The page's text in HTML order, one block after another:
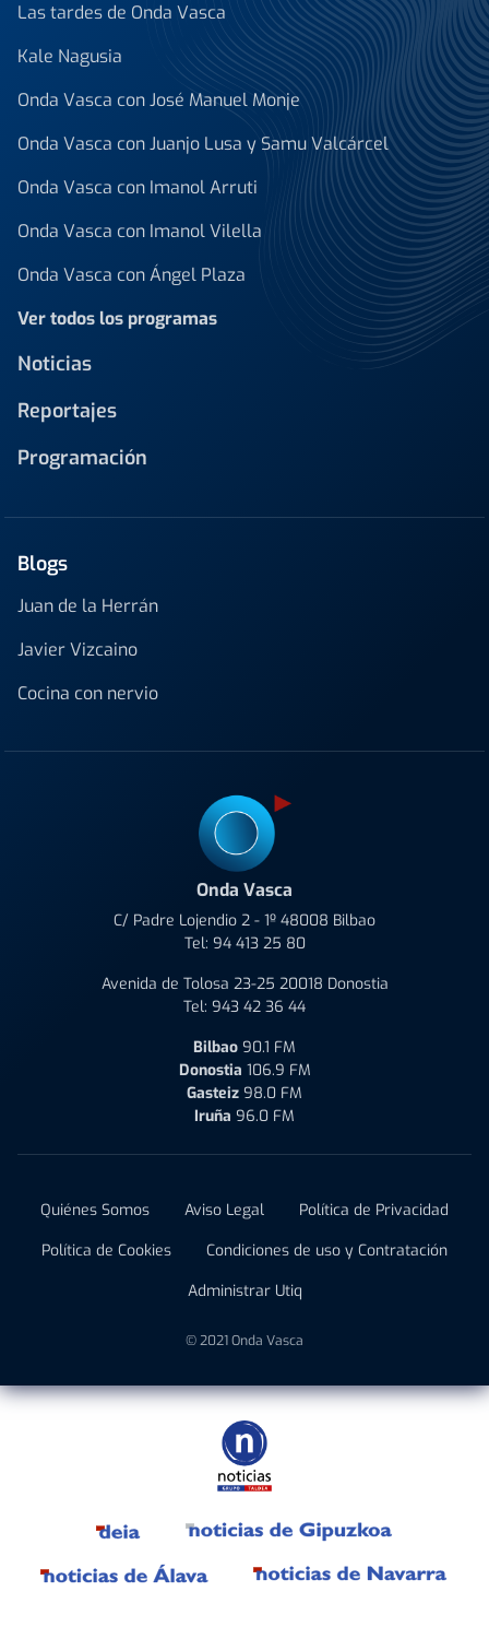
Las tardes de Onda Vasca
Kale Nagusia
Onda Vasca con José Manuel Monje
Onda Vasca con Juanjo Lusa y Samu Valcárcel
Onda Vasca con Imanol Arruti
Onda Vasca con Imanol Vilella
Onda Vasca con Ángel Plaza
Ver todos los programas
Noticias
Reportajes
Programación
Blogs
Juan de la Herrán
Javier Vizcaino
Cocina con nervio
Onda Vasca
C/ Padre Lojendio 2 - 1º 48008 Bilbao
Tel: 94 413 25 80
Avenida de Tolosa 23-25 20018 Donostia
Tel: 943 42 36 44
Bilbao 90.1 FM
Donostia 106.9 FM
Gasteiz 98.0 FM
Iruña 96.0 FM
Quiénes Somos Aviso Legal
Política de Privacidad
Política de Cookies
Condiciones de uso y Contratación
Administrar Utiq
© 2021 Onda Vasca